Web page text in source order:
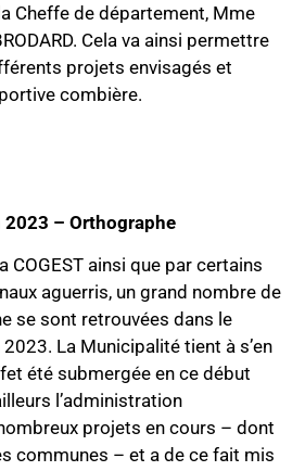
Cheffe de département, Mme
Cela va ainsi permettre
projets envisagés et
combière.
– Orthographe
COGEST ainsi que par certains
aguerris, un grand nombre de
se sont retrouvées dans le
La Municipalité tient à s’en
été submergée en ce début
l’administration
projets en cours – dont
communes – et a de ce fait mis